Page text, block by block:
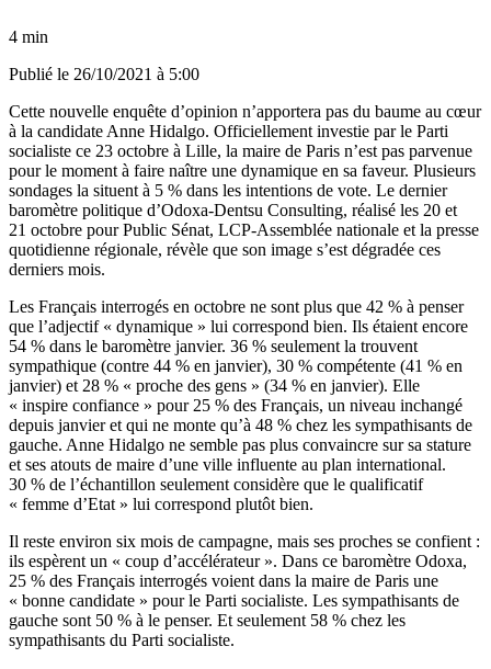
4 min
Publié le 26/10/2021 à 5:00
Cette nouvelle enquête d’opinion n’apportera pas du baume au cœur
à la candidate Anne Hidalgo. Officiellement investie par le Parti
socialiste ce 23 octobre à Lille, la maire de Paris n’est pas parvenue
pour le moment à faire naître une dynamique en sa faveur. Plusieurs
sondages la situent à 5 % dans les intentions de vote. Le dernier
baromètre politique d’Odoxa-Dentsu Consulting, réalisé les 20 et
21 octobre pour Public Sénat, LCP-Assemblée nationale et la presse
quotidienne régionale, révèle que son image s’est dégradée ces
derniers mois.
Les Français interrogés en octobre ne sont plus que 42 % à penser
que l’adjectif « dynamique » lui correspond bien. Ils étaient encore
54 % dans le baromètre janvier. 36 % seulement la trouvent
sympathique (contre 44 % en janvier), 30 % compétente (41 % en
janvier) et 28 % « proche des gens » (34 % en janvier). Elle
« inspire confiance » pour 25 % des Français, un niveau inchangé
depuis janvier et qui ne monte qu’à 48 % chez les sympathisants de
gauche. Anne Hidalgo ne semble pas plus convaincre sur sa stature
et ses atouts de maire d’une ville influente au plan international.
30 % de l’échantillon seulement considère que le qualificatif
« femme d’Etat » lui correspond plutôt bien.
Il reste environ six mois de campagne, mais ses proches se confient :
ils espèrent un « coup d’accélérateur ». Dans ce baromètre Odoxa,
25 % des Français interrogés voient dans la maire de Paris une
« bonne candidate » pour le Parti socialiste. Les sympathisants de
gauche sont 50 % à le penser. Et seulement 58 % chez les
sympathisants du Parti socialiste.